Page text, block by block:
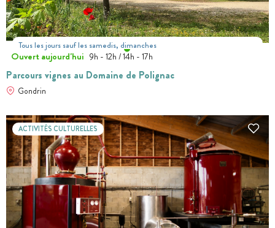
Tous les jours sauf les samedis, dimanches
Ouvert aujourd'hui 9h - 12h / 14h - 17h
Parcours vignes au Domaine de Polignac
Gondrin
ACTIVITÉS CULTURELLES